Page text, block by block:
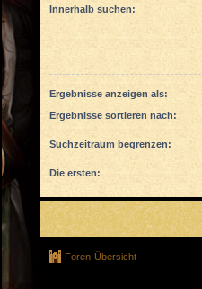
Innerhalb suchen:
Ergebnisse anzeigen als:
Ergebnisse sortieren nach:
Suchzeitraum begrenzen:
Die ersten:
Foren-Übersicht